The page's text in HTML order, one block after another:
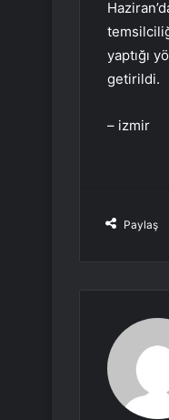
yaptığı
getirildi.
– izmir
Paylaş